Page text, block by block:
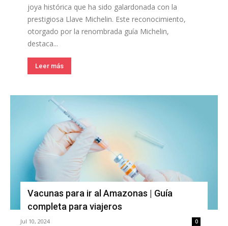
joya histórica que ha sido galardonada con la
prestigiosa Llave Michelin. Este reconocimiento,
otorgado por la renombrada guía Michelin,
destaca...
Leer más
Vacunas para ir al Amazonas | Guía
completa para viajeros
Jul 10, 2024 0